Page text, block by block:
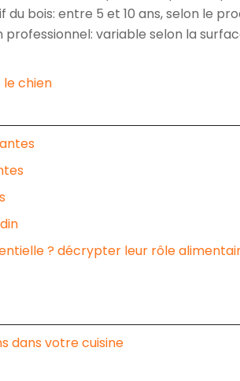
bois: entre 5 et 10 ans, selon le
variable selon la
le chien
? décrypter leur rôle
dans votre cuisine